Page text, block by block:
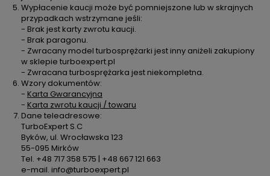
Wypłacenie kaucji może być pomniejszone lub w skrajnych
przypadkach wstrzymane jeśli:
- Brak jest karty zwrotu kaucji.
- Brak paragonu.
- Zwracany model turbosprężarki jest inny aniżeli zakupiony
w sklepie turboexpert.pl
- Zwracana turbosprężarka jest niekompletna.
Wzory dokumentów:
- Karta Gwarancyjna
- Karta zwrotu kaucji / towaru
Dane teleadresowe:
TurboExpert S.C
Byków, ul. Wrocławska 123
55-095 Mirków
Tel. +48 717 358 575 | +48 667 121 663
e-mail. info@turboexpert.pl